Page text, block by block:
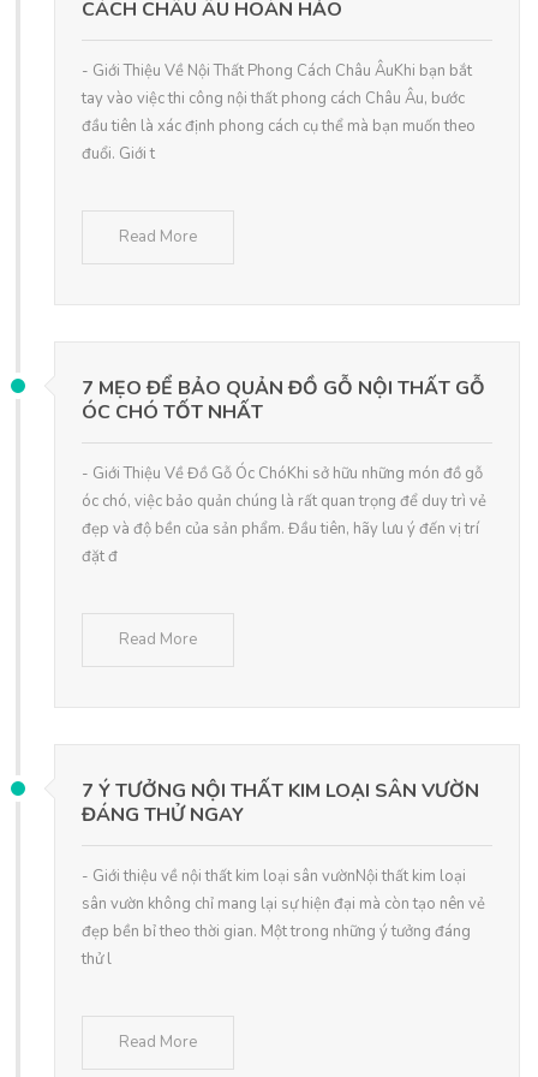
CÁCH CHÂU ÂU HOÀN HẢO
- Giới Thiệu Về Nội Thất Phong Cách Châu ÂuKhi bạn bắt
tay vào việc thi công nội thất phong cách Châu Âu, bước
đầu tiên là xác định phong cách cụ thể mà bạn muốn theo
đuổi. Giới t
Read More
7 MẸO ĐỂ BẢO QUẢN ĐỒ GỖ NỘI THẤT GỖ
ÓC CHÓ TỐT NHẤT
- Giới Thiệu Về Đồ Gỗ Óc ChóKhi sở hữu những món đồ gỗ
óc chó, việc bảo quản chúng là rất quan trọng để duy trì vẻ
đẹp và độ bền của sản phẩm. Đầu tiên, hãy lưu ý đến vị trí
đặt đ
Read More
7 Ý TƯỞNG NỘI THẤT KIM LOẠI SÂN VƯỜN
ĐÁNG THỬ NGAY
- Giới thiệu về nội thất kim loại sân vườnNội thất kim loại
sân vườn không chỉ mang lại sự hiện đại mà còn tạo nên vẻ
đẹp bền bỉ theo thời gian. Một trong những ý tưởng đáng
thử l
Read More